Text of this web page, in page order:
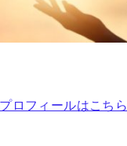
ロフィールはこちら